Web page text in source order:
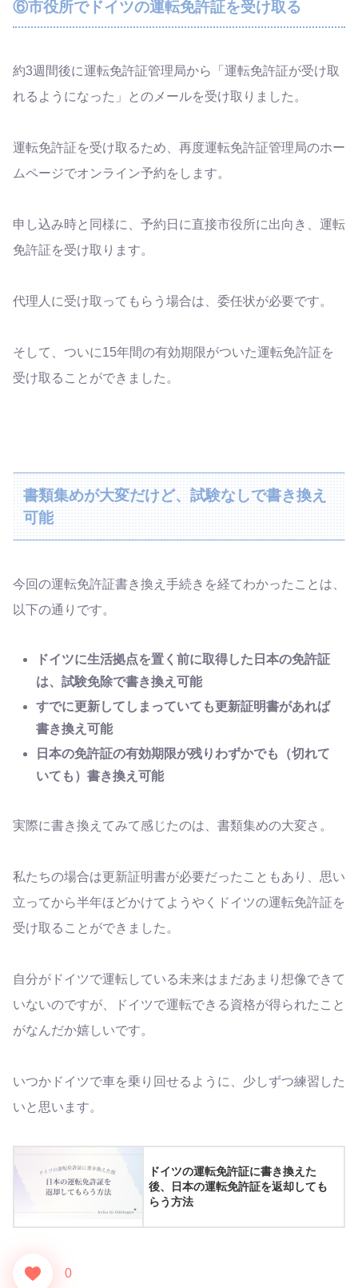
⑥市役所でドイツの運転免許証を受け取る
約3週間後に運転免許証管理局から「運転免許証が受け取
れるようになった」とのメールを受け取りました。
運転免許証を受け取るため、再度運転免許証管理局のホー
ムページでオンライン予約をします。
申し込み時と同様に、予約日に直接市役所に出向き、運転
免許証を受け取ります。
代理人に受け取ってもらう場合は、委任状が必要です。
そして、ついに15年間の有効期限がついた運転免許証を
受け取ることができました。
書類集めが大変だけど、試験なしで書き換え
可能
今回の運転免許証書き換え手続きを経てわかったことは、
以下の通りです。
ドイツに生活拠点を置く前に取得した日本の免許証
は、試験免除で書き換え可能
すでに更新してしまっていても更新証明書があれば
書き換え可能
日本の免許証の有効期限が残りわずかでも（切れて
いても）書き換え可能
実際に書き換えてみて感じたのは、書類集めの大変さ。
私たちの場合は更新証明書が必要だったこともあり、思い
立ってから半年ほどかけてようやくドイツの運転免許証を
受け取ることができました。
自分がドイツで運転している未来はまだあまり想像できて
いないのですが、ドイツで運転できる資格が得られたこと
がなんだか嬉しいです。
いつかドイツで車を乗り回せるように、少しずつ練習した
いと思います。
ドイツの運転免許証に書き換えた
後、日本の運転免許証を返却しても
らう方法
0